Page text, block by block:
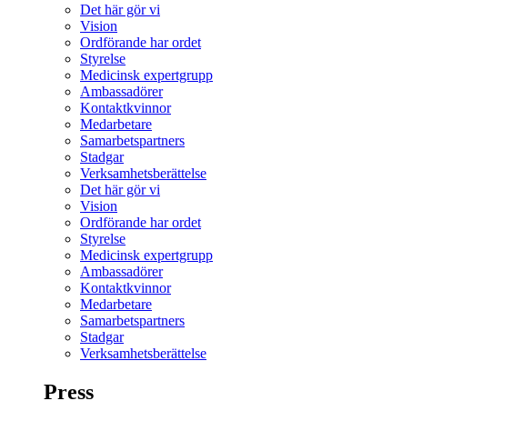
Det här gör vi
Vision
Ordförande har ordet
Styrelse
Medicinsk expertgrupp
Ambassadörer
Kontaktkvinnor
Medarbetare
Samarbetspartners
Stadgar
Verksamhetsberättelse
Det här gör vi
Vision
Ordförande har ordet
Styrelse
Medicinsk expertgrupp
Ambassadörer
Kontaktkvinnor
Medarbetare
Samarbetspartners
Stadgar
Verksamhetsberättelse
Press